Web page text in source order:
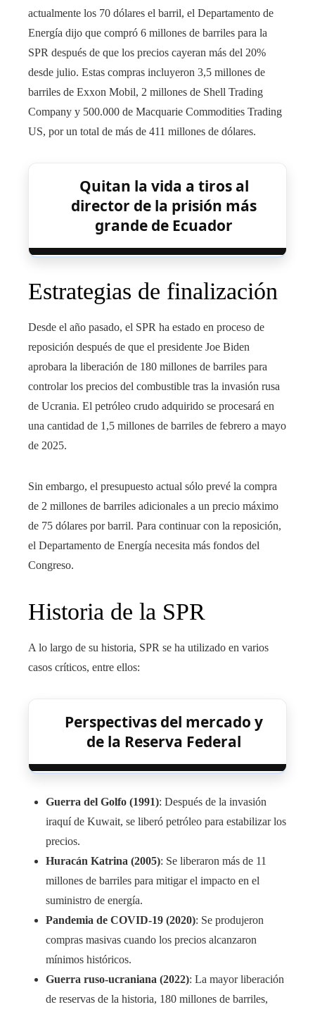
actualmente los 70 dólares el barril, el Departamento de
Energía dijo que compró 6 millones de barriles para la
SPR después de que los precios cayeran más del 20%
desde julio. Estas compras incluyeron 3,5 millones de
barriles de Exxon Mobil, 2 millones de Shell Trading
Company y 500.000 de Macquarie Commodities Trading
US, por un total de más de 411 millones de dólares.
Quitan la vida a tiros al
director de la prisión más
grande de Ecuador
Estrategias de finalización
Desde el año pasado, el SPR ha estado en proceso de
reposición después de que el presidente Joe Biden
aprobara la liberación de 180 millones de barriles para
controlar los precios del combustible tras la invasión rusa
de Ucrania. El petróleo crudo adquirido se procesará en
una cantidad de 1,5 millones de barriles de febrero a mayo
de 2025.
Sin embargo, el presupuesto actual sólo prevé la compra
de 2 millones de barriles adicionales a un precio máximo
de 75 dólares por barril. Para continuar con la reposición,
el Departamento de Energía necesita más fondos del
Congreso.
Historia de la SPR
A lo largo de su historia, SPR se ha utilizado en varios
casos críticos, entre ellos:
Perspectivas del mercado y
de la Reserva Federal
Guerra del Golfo (1991): Después de la invasión
iraquí de Kuwait, se liberó petróleo para estabilizar los
precios.
Huracán Katrina (2005): Se liberaron más de 11
millones de barriles para mitigar el impacto en el
suministro de energía.
Pandemia de COVID-19 (2020): Se produjeron
compras masivas cuando los precios alcanzaron
mínimos históricos.
Guerra ruso-ucraniana (2022): La mayor liberación
de reservas de la historia, 180 millones de barriles,